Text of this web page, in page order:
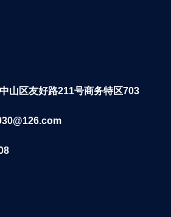
山区友好路211号商务特区703